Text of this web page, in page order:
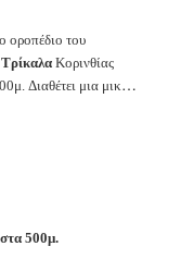
οροπέδιο του
Κορινθίας
Διαθέτει μια μικρή
διάφορες
Η τοποθεσία είναι
μεγάλου αυτού
εστίασης.
500μ.